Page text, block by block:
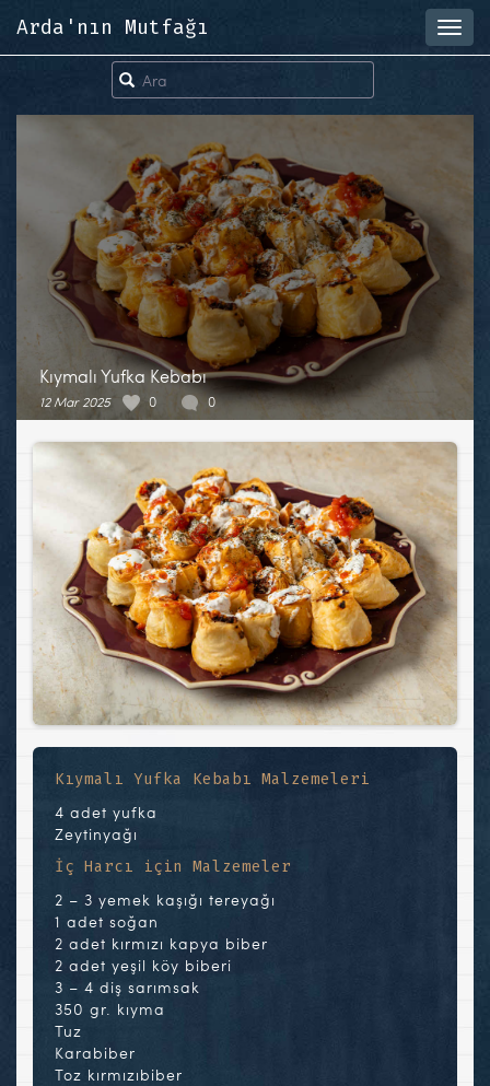
Arda'nın Mutfağı
Kıymalı Yufka Kebabı
12 Mar 2025 0 0
Kıymalı Yufka Kebabı Malzemeleri
4 adet yufka
Zeytinyağı
İç Harcı için Malzemeler
2 – 3 yemek kaşığı tereyağı
1 adet soğan
2 adet kırmızı kapya biber
2 adet yeşil köy biberi
3 – 4 diş sarımsak
350 gr. kıyma
Tuz
Karabiber
Toz kırmızıbiber